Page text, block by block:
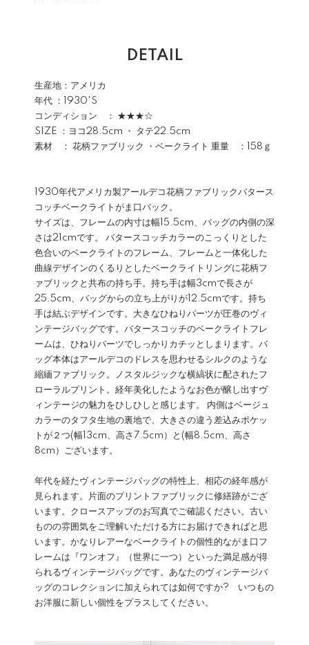
DETAIL
生産地：アメリカ
年代 ：1930'S
コンディション ： ★★★☆
SIZE ：ヨコ28.5cm ・ タテ22.5cm
素材 ： 花柄ファブリック ・ベークライト 重量 ：158ｇ
1930年代アメリカ製アールデコ花柄ファブリックバタース
コッチベークライトがま口バック。
サイズは、フレームの内寸は幅15.5cm、バッグの内側の深
さは21cmです。 バタースコッチカラーのこっくりとした
色合いのベークライトのフレーム、フレームと一体化した
曲線デザインのくるりとしたベークライトリングに花柄フ
ァブリックと共布の持ち手。持ち手は幅3cmで長さが
25.5cm、バッグからの立ち上がりが12.5cmです。持ち
手は結ぶデザインです。大きなひねりパーツが圧巻のヴィ
ンテージバッグです。バタースコッチのベークライトフレ
ームは、ひねりパーツでしっかりカチッとしまります。バ
ッグ本体はアールデコのドレスを思わせるシルクのような
縮緬ファブリック。ノスタルジックな横縞状に配されたフ
ローラルプリント。経年美化したようなお色が醸し出すヴ
ィンテージの魅力をひしひしと感じます。 内側はベージュ
カラーのタフタ生地の裏地で、大きさの違う差込みポケッ
トが２つ(幅13cm、高さ7.5cm）と(幅8.5cm、高さ
8cm）ございます。
年代を経たヴィンテージバッグの特性上、相応の経年感が
見られます。片面のプリントファブリックに修繕跡がござ
います。クロースアップのお写真でご確認ください。古い
ものの雰囲気をご理解いただける方にお届けできればと思
います。かなりレアーなベークライトの個性的ながま口フ
レームは『ワンオフ』（世界に一つ）といった満足感が得
られるヴィンテージバッグです。あなたのヴィンテージバ
ッグのコレクションに加えられては如何ですか? いつもの
お洋服に新しい個性をプラスしてください。